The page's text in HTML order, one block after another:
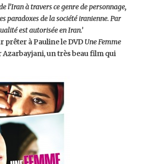
l’Iran à travers ce genre de personnage,
paradoxes de la société iranienne. Par
est autorisée en Iran.’
prêter à Pauline le DVDUne Femme
Azarbayjani, un très beau film qui